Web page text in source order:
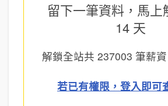
留下一筆資料，馬上
14 天
解鎖全站共 237003 筆薪
若已有權限，登入即可